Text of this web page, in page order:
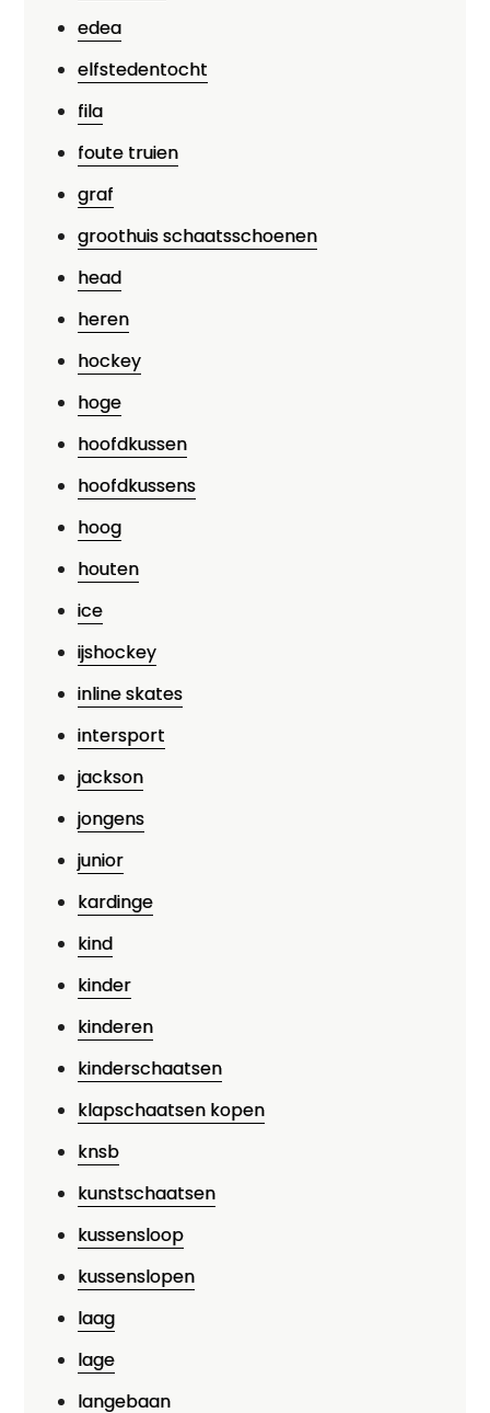
edea
elfstedentocht
fila
foute truien
graf
groothuis schaatsschoenen
head
heren
hockey
hoge
hoofdkussen
hoofdkussens
hoog
houten
ice
ijshockey
inline skates
intersport
jackson
jongens
junior
kardinge
kind
kinder
kinderen
kinderschaatsen
klapschaatsen kopen
knsb
kunstschaatsen
kussensloop
kussenslopen
laag
lage
langebaan